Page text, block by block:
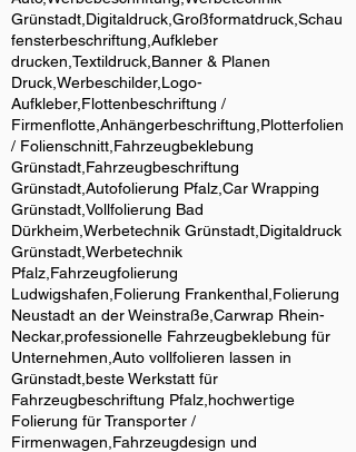
Grünstadt,Digitaldruck,Großformatdruck,Schau
fensterbeschriftung,Aufkleber
drucken,Textildruck,Banner & Planen
Druck,Werbeschilder,Logo-
Aufkleber,Flottenbeschriftung /
Firmenflotte,Anhängerbeschriftung,Plotterfolien
/ Folienschnitt,Fahrzeugbeklebung
Grünstadt,Fahrzeugbeschriftung
Grünstadt,Autofolierung Pfalz,Car Wrapping
Grünstadt,Vollfolierung Bad
Dürkheim,Werbetechnik Grünstadt,Digitaldruck
Grünstadt,Werbetechnik
Pfalz,Fahrzeugfolierung
Ludwigshafen,Folierung Frankenthal,Folierung
Neustadt an der Weinstraße,Carwrap Rhein-
Neckar,professionelle Fahrzeugbeklebung für
Unternehmen,Auto vollfolieren lassen in
Grünstadt,beste Werkstatt für
Fahrzeugbeschriftung Pfalz,hochwertige
Folierung für Transporter /
Firmenwagen,Fahrzeugdesign und